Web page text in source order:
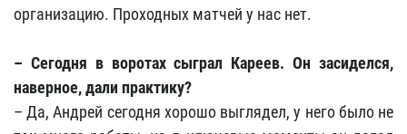
организацию. Проходных матчей у нас нет.
– Сегодня в воротах сыграл Кареев. Он засиделся,
наверное, дали практику?
– Да, Андрей сегодня хорошо выглядел, у него было не